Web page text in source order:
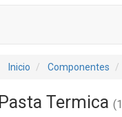
Inicio Componentes
Pasta Termica